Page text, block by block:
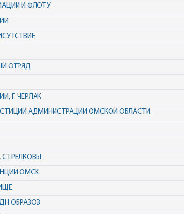
И ФЛОТУ
ОТРЯД
Г. ЧЕРЛАК
АДМИНИСТРАЦИИ ОМСКОЙ ОБЛАСТИ
СТРЕЛКОВЫ
ОМСК